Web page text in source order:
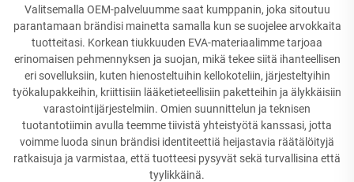
Valitsemalla OEM-palveluumme saat kumppanin, joka sitoutuu
parantamaan brändisi mainetta samalla kun se suojelee arvokkaita
tuotteitasi. Korkean tiukkuuden EVA-materiaalimme tarjoaa
erinomaisen pehmennyksen ja suojan, mikä tekee siitä ihanteellisen
eri sovelluksiin, kuten hienosteltuihin kellokoteliin, järjesteltyihin
työkalupakkeihin, kriittisiin lääketieteellisiin paketteihin ja älykkäisiin
varastointijärjestelmiin. Omien suunnittelun ja teknisen
tuotantotiimin avulla teemme tiivistä yhteistyötä kanssasi, jotta
voimme luoda sinun brändisi identiteettiä heijastavia räätälöityjä
ratkaisuja ja varmistaa, että tuotteesi pysyvät sekä turvallisina että
tyylikkäinä.